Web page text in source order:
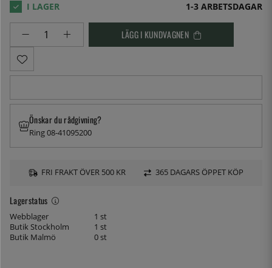
1-3 ARBETSDAGAR
LÄGG I KUNDVAGNEN
Lagerstatus
Webblager
1 st
Butik Stockholm
1 st
Butik Malmö
0 st
Önskar du rådgivning?
Ring 08-41095200
FRI FRAKT ÖVER 500 KR 365 DAGARS ÖPPET KÖP